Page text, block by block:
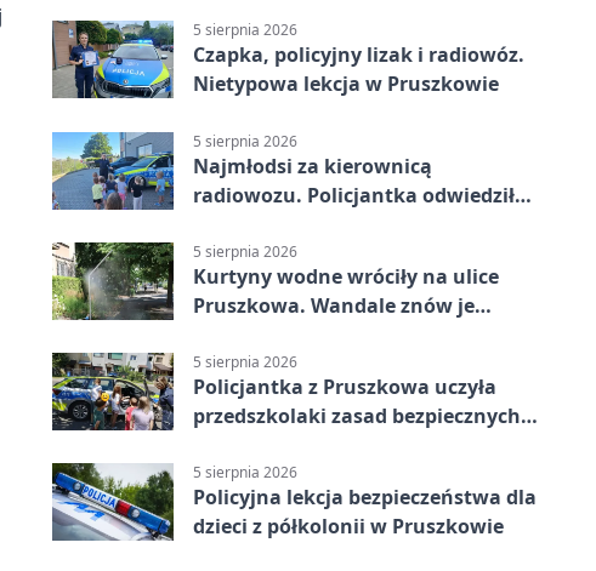
5 sierpnia 2026
Czapka, policyjny lizak i radiowóz.
Nietypowa lekcja w Pruszkowie
5 sierpnia 2026
Najmłodsi za kierownicą
radiowozu. Policjantka odwiedziła
5 sierpnia 2026
Kurtyny wodne wróciły na ulice
Pruszkowa. Wandale znów je
5 sierpnia 2026
Policjantka z Pruszkowa uczyła
przedszkolaki zasad bezpiecznych
5 sierpnia 2026
Policyjna lekcja bezpieczeństwa dla
dzieci z półkolonii w Pruszkowie